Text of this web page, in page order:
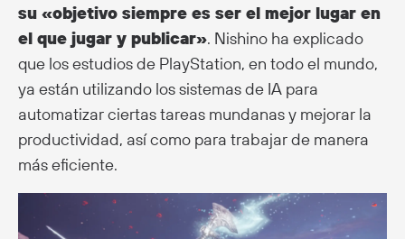
su «objetivo siempre es ser el mejor lugar en
el que jugar y publicar». Nishino ha explicado
que los estudios de PlayStation, en todo el mundo,
ya están utilizando los sistemas de IA para
automatizar ciertas tareas mundanas y mejorar la
productividad, así como para trabajar de manera
más eficiente.